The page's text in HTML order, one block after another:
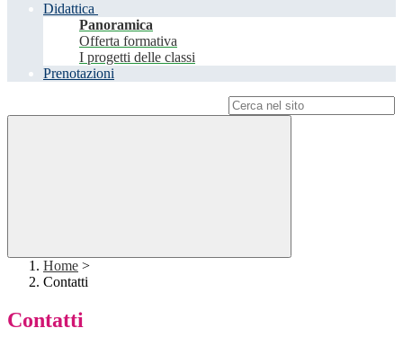
Didattica
Panoramica
Offerta formativa
I progetti delle classi
Prenotazioni
Home >
Contatti
Contatti